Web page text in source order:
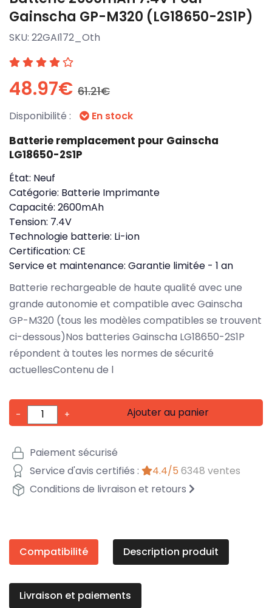
Gainscha GP-M320 (LG18650-2S1P)
SKU: 22GAI172_Oth
48.97€ 61.21€
Disponibilité : En stock
Batterie remplacement pour Gainscha
LG18650-2S1P
État: Neuf
Catégorie: Batterie Imprimante
Capacité: 2600mAh
Tension: 7.4V
Technologie batterie: Li-ion
Certification: CE
Service et maintenance: Garantie limitée - 1 an
Batterie rechargeable de haute qualité avec une
grande autonomie et compatible avec Gainscha
GP-M320 (tous les modèles compatibles se trouvent
ci-dessous)Nos batteries Gainscha LG18650-2S1P
répondent à toutes les normes de sécurité
actuellesContenu de l
- + Ajouter au panier
Paiement sécurisé
Service d'avis certifiés :
4.4/5 6348 ventes
Conditions de livraison et retours
Compatibilité Description produit
Livraison et paiements